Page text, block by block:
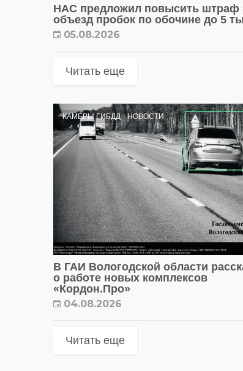
НАС предложил повысить штраф
объезд пробок по обочине до 5
05.08.2026
Читать еще
КАМЕРЫ ГИБДД НОВОСТИ
В ГАИ Вологодской области
о работе новых комплексов
«Кордон.Про»
04.08.2026
Читать еще